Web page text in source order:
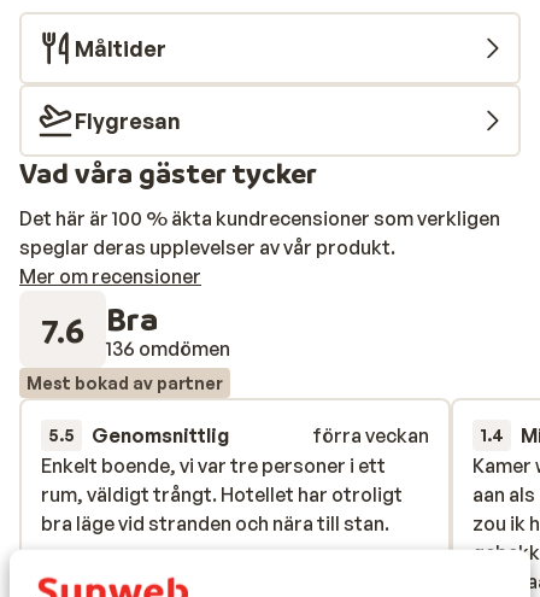
Måltider
Flygresan
Vad våra gäster tycker
Det här är 100 % äkta kundrecensioner som verkligen
speglar deras upplevelser av vår produkt.
Mer om recensioner
7.6 Bra
136 omdömen
Mest bokad av partner
5.5 Genomsnittlig
förra veckan
Enkelt boende, vi var tre personer i ett
rum, väldigt trångt. Hotellet har otroligt
bra läge vid stranden och nära till stan.
Enkelt boende, vi var tre personer i ett
rum, väldigt trångt. Hotellet har otroligt
bra läge vid stranden och nära till stan.
1.4
Kamer
aan
zou ik
Kamer
aan
zou ik